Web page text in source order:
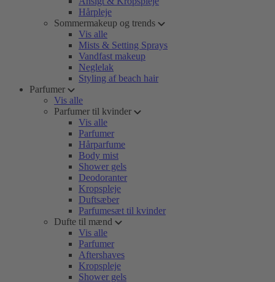
Hårpleje
Sommermakeup og trends
Vis alle
Mists & Setting Sprays
Vandfast makeup
Neglelak
Styling af beach hair
Parfumer
Vis alle
Parfumer til kvinder
Vis alle
Parfumer
Hårparfume
Body mist
Shower gels
Deodoranter
Kropspleje
Duftsæber
Parfumesæt til kvinder
Dufte til mænd
Vis alle
Parfumer
Aftershaves
Kropspleje
Shower gels